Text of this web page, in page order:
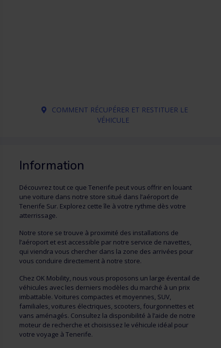
COMMENT RÉCUPÉRER ET RESTITUER LE
VÉHICULE
Information
Découvrez tout ce que Tenerife peut vous offrir en louant
une voiture dans notre store situé dans l’aéroport de
Tenerife Sur. Explorez cette île à votre rythme dès votre
atterrissage.
Notre store se trouve à proximité des installations de
l’aéroport et est accessible par notre service de navettes,
qui viendra vous chercher dans la zone des arrivées pour
vous conduire directement à notre store.
Chez OK Mobility, nous vous proposons un large éventail de
véhicules avec les derniers modèles du marché à un prix
imbattable. Voitures compactes et moyennes, SUV,
familiales, voitures électriques, scooters, fourgonnettes et
vans aménagés. Consultez la disponibilité à l’aide de notre
moteur de recherche et choisissez le véhicule idéal pour
votre voyage à Tenerife.